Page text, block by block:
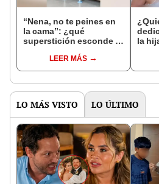
“Nena, no te peines en
la cama”: ¿qué
superstición esconde la
Enanitos Verdes?
LEER MÁS
la
LO MÁS VISTO LO ÚLTIMO